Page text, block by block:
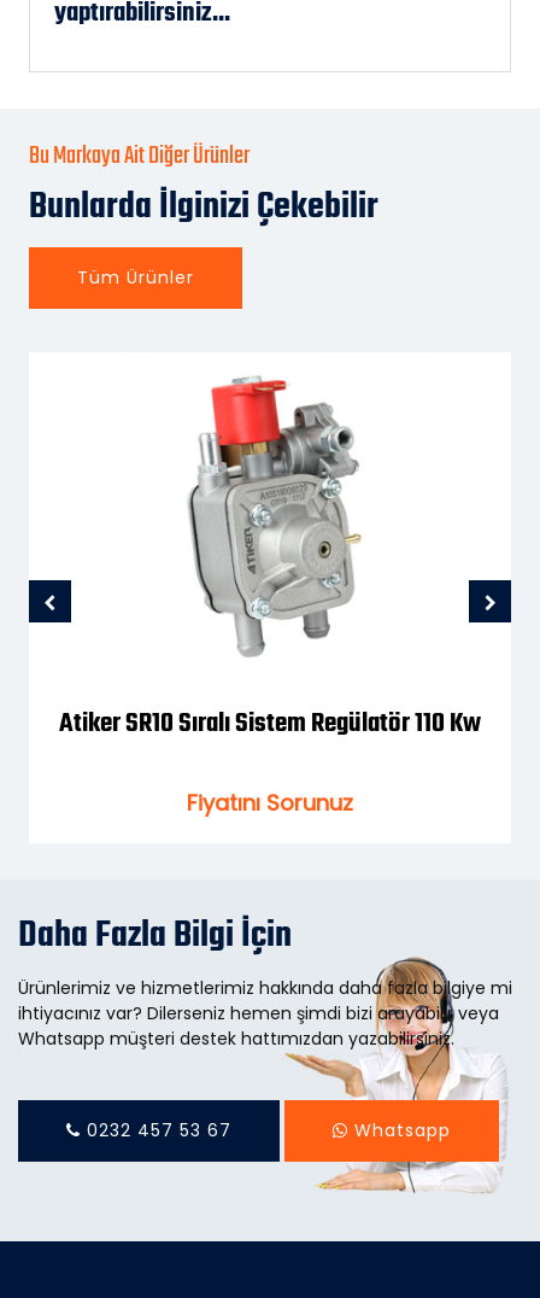
yaptırabilirsiniz...
Bu Markaya Ait Diğer Ürünler
Bunlarda İlginizi Çekebilir
Tüm Ürünler
Atiker Microfast / 901 OBD2 Tesisat
Fiyatını Sorunuz
Daha Fazla Bilgi İçin
Ürünlerimiz ve hizmetlerimiz hakkında daha fazla bilgiye mi
ihtiyacınız var? Dilerseniz hemen şimdi bizi arayabilir veya
Whatsapp müşteri destek hattımızdan yazabilirsiniz.
0232 457 53 67 Whatsapp